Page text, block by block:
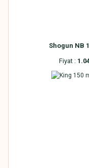
Shogun NB
Fiyat :